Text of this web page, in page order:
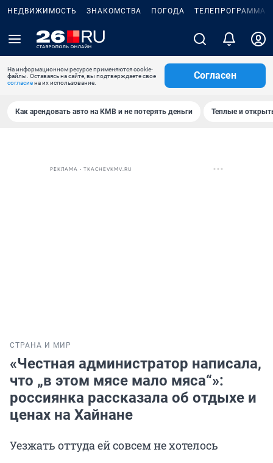
НЕДВИЖИМОСТЬ ЗНАКОМСТВА ПОГОДА ТЕЛЕПРОГРАММА
На информационном ресурсе применяются cookie-
файлы. Оставаясь на сайте, вы подтверждаете свое
согласиена их использование.
Согласен
Как арендовать авто на КМВ и не потерять деньги Теплые и
РЕКЛАМА • TKACHEVKMV.RU
СТРАНА И МИР
«Честная администратор написала,
что „в этом мясе мало мяса“»:
россиянка рассказала об отдыхе и
ценах на Хайнане
Уезжать оттуда ей совсем не хотелось